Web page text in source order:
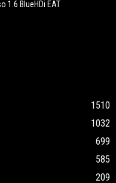
1.6 BlueHDi EAT
1510
1032
699
585
209